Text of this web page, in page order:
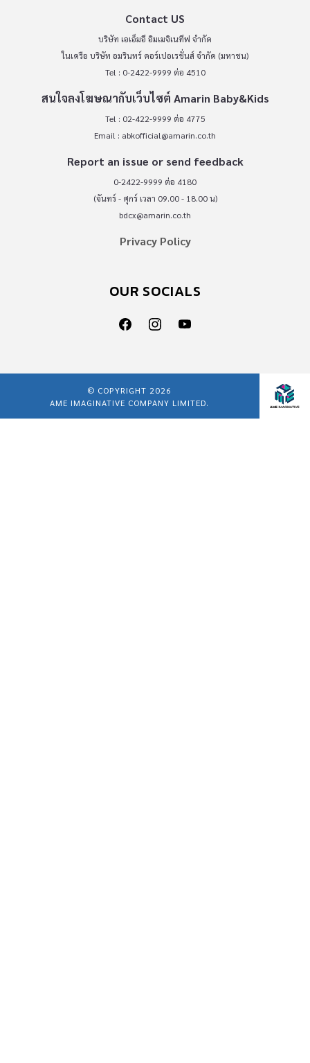
Contact US
บริษัท เอเอ็มอี อิมเมจิเนทีฟ จำกัด
ในเครือ บริษัท อมรินทร์ คอร์เปอเรชั่นส์ จำกัด (มหาชน)
Tel : 0-2422-9999 ต่อ 4510
สนใจลงโฆษณากับเว็บไซต์ Amarin Baby&Kids
Tel : 02-422-9999 ต่อ 4775
Email : abkofficial@amarin.co.th
Report an issue or send feedback
0-2422-9999 ต่อ 4180
(จันทร์ - ศุกร์ เวลา 09.00 - 18.00 น)
bdcx@amarin.co.th
Privacy Policy
OUR SOCIALS
© COPYRIGHT 2026
AME IMAGINATIVE COMPANY LIMITED.